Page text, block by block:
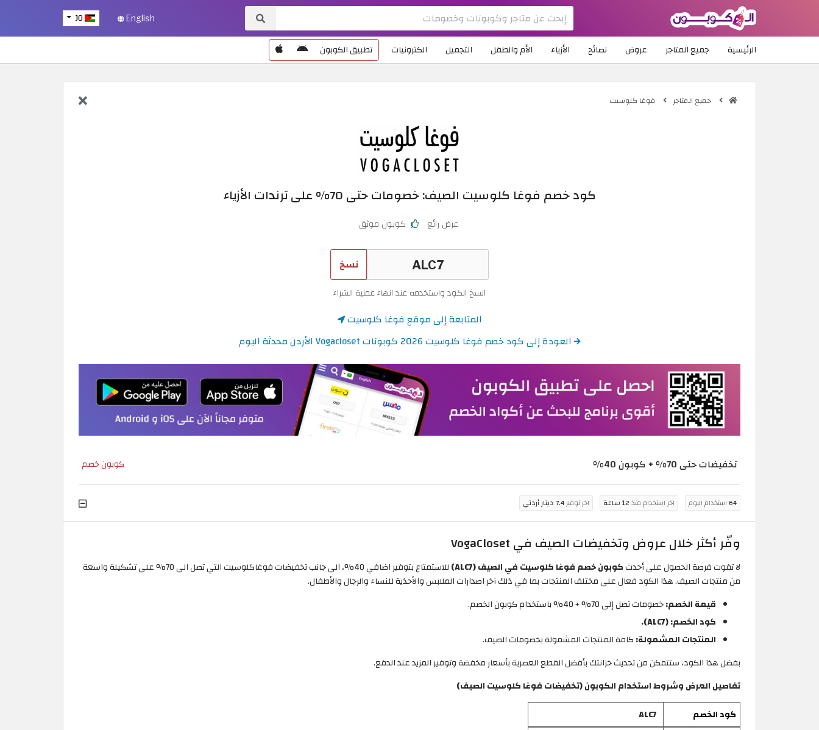
JO English
الرئيسية جميع المتاجر عروض نصائح الأزياء الأم والطفل التجميل الكترونيات تطبيق الكوبون
جميع المتاجر فوغا كلوسيت
كود خصم فوغا كلوسيت الصيف: خصومات حتى 70% على ترندات الأزياء
عرض رائع كوبون موثق
نسخ
انسخ الكود واستخدمه عند انهاء عملية الشراء
المتابعة إلى موقع فوغا كلوسيت
العودة إلى كود خصم فوغا كلوسيت 2026 كوبونات Vogacloset الأردن محدثة اليوم
تخفيضات حتى 70% + كوبون 40% كوبون خصم
64استخدام اليوم اخر استخدام منذ12 ساعة اخر توفير7.4 دينار أردني
وفّر أكثر خلال عروض وتخفيضات الصيف في VogaCloset
لا تفوت فرصة الحصول على أحدثكوبون خصم فوغا كلوسيت في الصيف (ALC7)
للاستمتاع بتوفير اضافي 40%، الى جانب تخفيضات فوغاكلوسيت التي تصل الى 70% على تشكيلة واسعة
من منتجات الصيف. هذا الكود فعال على مختلف المنتجات بما في ذلك آخر اصدارات الملابس والأحذية للنساء والرجال والأطفال.
قيمة الخصم:خصومات تصل إلى 70% + 40% باستخدام كوبون الخصم.
كود الخصم: (ALC7).
المنتجات المشمولة: كافة المنتجات المشمولة بخصومات الصيف.
بفضل هذا الكود، ستتمكن من تحديث خزانتك بأفضل القطع العصرية بأسعار مخفضة وتوفير المزيد عند الدفع.
تفاصيل العرض وشروط استخدام الكوبون (تخفيضات فوغا كلوسيت الصيف)
كود الخصم
ALC7